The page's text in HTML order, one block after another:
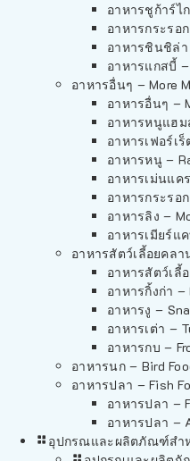
อาหารชูก้าร์ไ
อาหารกระรอ
อาหารชินชิล่
อาหารแกสบี้
อาหารอื่นๆ – More
อาหารอื่นๆ –
อาหารหนูแฮม
อาหารเฟอร์เ
อาหารหนู –
อาหารเม่นแค
อาหารกระรอ
อาหารลิง –
อาหารเมียร์แ
อาหารสัตว์เลี้อยคล
อาหารสัตว์เลี้
อาหารกิ้งก่า –
อาหารงู –
อาหารเต่า –
อาหารกบ –
อาหารนก – Bird
อาหารปลา – Fish
อาหารปลา –
อาหารปลา –
อุปกรณและผลิตภัณฑ์สำ